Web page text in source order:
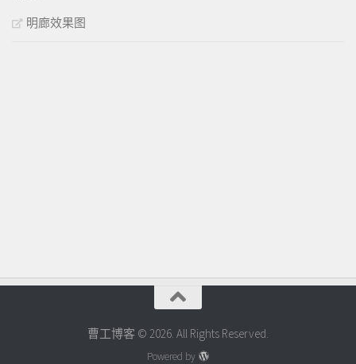
明廊效果图
曹工博客 © 2026. All Rights Reserved.
Powered by